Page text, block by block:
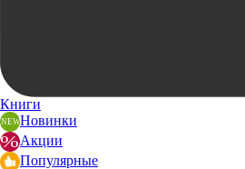
Книги
Новинки
Акции
Популярные